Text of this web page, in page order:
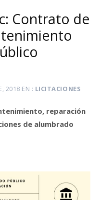
Contrato de
2018 EN LICITACIONES
reparación
de alumbrado